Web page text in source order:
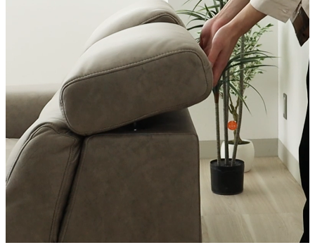
首元リクライニング
耐荷重(目安)
約240kg
搬入間口
最低幅約76cm
約150ｘ100ｘ65/164ｘ100ｘ68(cm)